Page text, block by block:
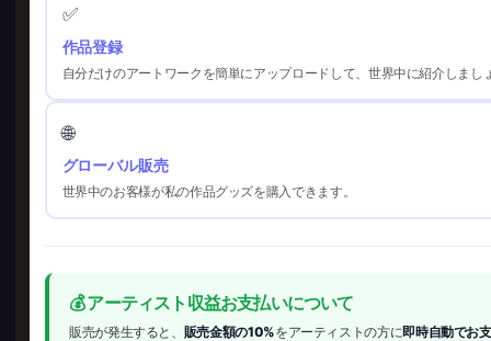
✅
作品登録
自分だけのアートワークを簡単にアップロードして、世界中に紹介しまし
🌐
グローバル販売
世界中のお客様が私の作品グッズを購入できます。
💰 アーティスト収益お支払いについて
販売が発生すると、 販売金額の10%をアーティストの方に即時自動でお